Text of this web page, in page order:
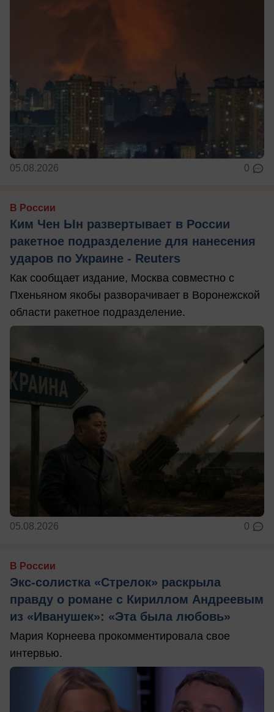
05.08.2026 0
В России
Ким Чен Ын развертывает в России
ракетное подразделение для нанесения
ударов по Украине - Reuters
Как сообщает издание, Москва совместно с
Пхеньяном якобы разворачивает в Воронежской
области ракетное подразделение.
05.08.2026 0
В России
Экс-солистка «Стрелок» раскрыла
правду о романе с Кириллом Андреевым
из «Иванушек»: «Эта была любовь»
Мария Корнеева прокомментировала свое
интервью.